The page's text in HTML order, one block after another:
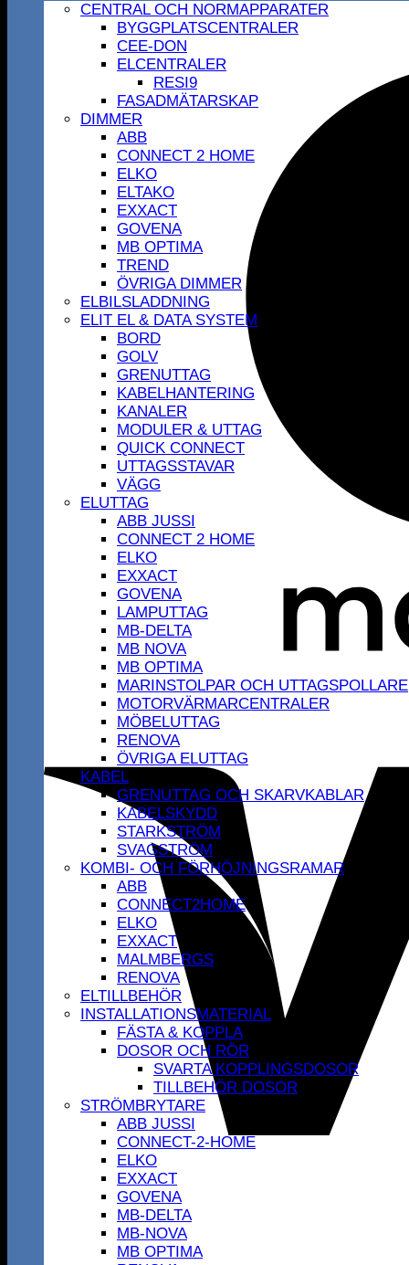
CENTRAL OCH NORMAPPARATER
BYGGPLATSCENTRALER
CEE-DON
ELCENTRALER
RESI9
FASADMÄTARSKAP
DIMMER
ABB
CONNECT 2 HOME
ELKO
ELTAKO
EXXACT
GOVENA
MB OPTIMA
TREND
ÖVRIGA DIMMER
ELBILSLADDNING
ELIT EL & DATA SYSTEM
BORD
GOLV
GRENUTTAG
KABELHANTERING
KANALER
MODULER & UTTAG
QUICK CONNECT
UTTAGSSTAVAR
VÄGG
ELUTTAG
ABB JUSSI
CONNECT 2 HOME
ELKO
EXXACT
GOVENA
LAMPUTTAG
MB-DELTA
MB NOVA
MB OPTIMA
MARINSTOLPAR OCH UTTAGSPOLLARE
MOTORVÄRMARCENTRALER
MÖBELUTTAG
RENOVA
ÖVRIGA ELUTTAG
KABEL
GRENUTTAG OCH SKARVKABLAR
KABELSKYDD
STARKSTRÖM
SVAGSTRÖM
KOMBI- OCH FÖRHÖJNINGSRAMAR
ABB
CONNECT2HOME
ELKO
EXXACT
MALMBERGS
RENOVA
ELTILLBEHÖR
INSTALLATIONSMATERIAL
FÄSTA & KOPPLA
DOSOR OCH RÖR
SVARTA KOPPLINGSDOSOR
TILLBEHÖR DOSOR
STRÖMBRYTARE
ABB JUSSI
CONNECT-2-HOME
ELKO
EXXACT
GOVENA
MB-DELTA
MB-NOVA
MB OPTIMA